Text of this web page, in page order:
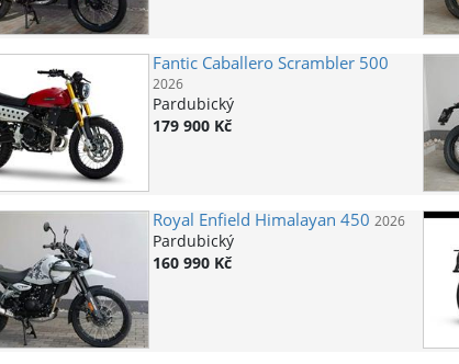
Fantic Caballero Scrambler 500
2026
Pardubický
179 900 Kč
Royal Enfield Himalayan 450 2026
Pardubický
160 990 Kč